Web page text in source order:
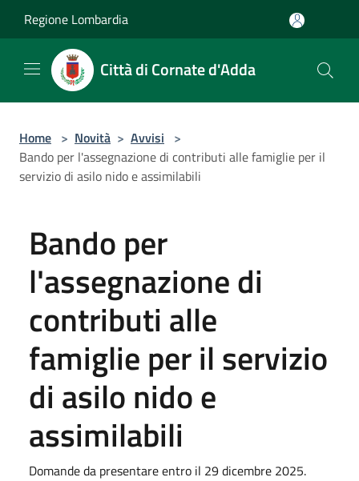
Regione Lombardia
Città di Cornate d'Adda
Home > Novità > Avvisi >
Bando per l'assegnazione di contributi alle famiglie per il
servizio di asilo nido e assimilabili
Bando per
l'assegnazione di
contributi alle
famiglie per il servizio
di asilo nido e
assimilabili
Domande da presentare entro il 29 dicembre 2025.